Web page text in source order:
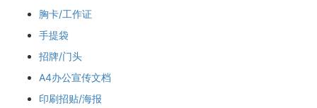
胸卡/工作证
手提袋
招牌/门头
A4办公宣传文档
印刷招贴/海报